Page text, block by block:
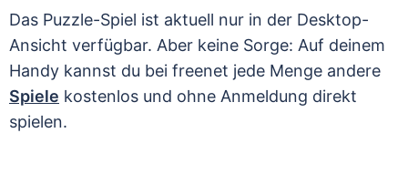
Das Puzzle-Spiel ist aktuell nur in der Desktop-
Ansicht verfügbar. Aber keine Sorge: Auf deinem
Handy kannst du bei freenet jede Menge andere
Spiele kostenlos und ohne Anmeldung direkt
spielen.